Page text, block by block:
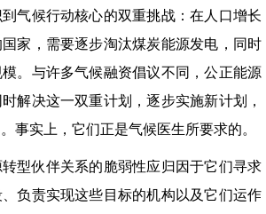
气候行动核心的双重挑战：在人口增长
家，需要逐步淘汰煤炭能源发电，同时
。与许多气候融资倡议不同，公正能源
解决这一双重计划，逐步实施新计划，
事实上，它们正是气候医生所要求的。
型伙伴关系的脆弱性应归因于它们寻求
负责实现这些目标的机构以及它们运作